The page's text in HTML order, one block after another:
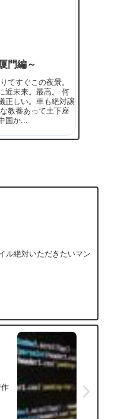
門編～
てすぐこの夜景。
近未来。最高。 何
正しい。車も絶対譲
教養あって土下座
国か...
ル絶対いただきたいマン